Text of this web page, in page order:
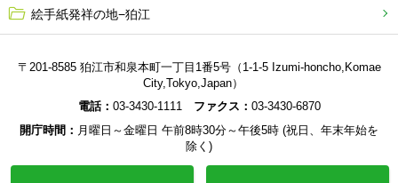
絵手紙発祥の地−狛江
〒201-8585 狛江市和泉本町一丁目1番5号（1-1-5 Izumi-honcho,Komae
City,Tokyo,Japan）
電話： 03-3430-1111 ファクス： 03-3430-6870
開庁時間： 月曜日～金曜日 午前8時30分～午後5時 (祝日、年末年始を
除く)